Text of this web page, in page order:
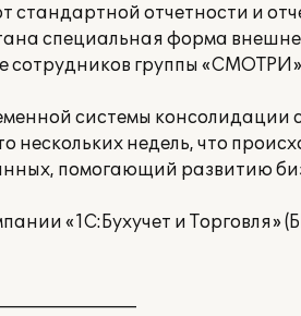
стандартной отчетности и
специальная форма
сотрудников группы
системы
нескольких недель, что
помогающий развитию
«1С:Бухучет и Торговля»